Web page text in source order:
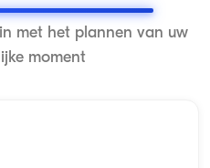
met het plannen van uw
moment